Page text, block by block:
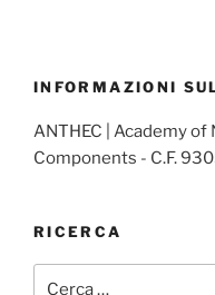
INFORMAZIONI
ANTHEC | Academy
Components - C.F.
RICERCA